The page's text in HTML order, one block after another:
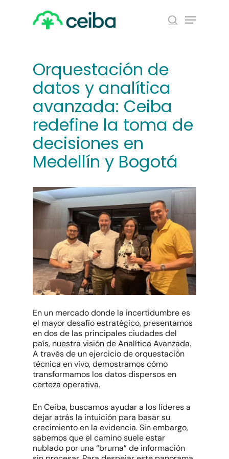
search
Menu
Orquestación de
datos y analítica
avanzada: Ceiba
redefine la toma de
decisiones en
Medellín y Bogotá
En un mercado donde la incertidumbre es
el mayor desafío estratégico, presentamos
en dos de las principales ciudades del
país, nuestra visión de Analítica Avanzada.
A través de un ejercicio de orquestación
técnica en vivo, demostramos cómo
transformamos los datos dispersos en
certeza operativa.
En Ceiba, buscamos ayudar a los líderes a
dejar atrás la intuición para basar su
crecimiento en la evidencia. Sin embargo,
sabemos que el camino suele estar
nublado por una “bruma” de información